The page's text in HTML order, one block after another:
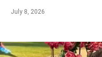
July 8, 2026